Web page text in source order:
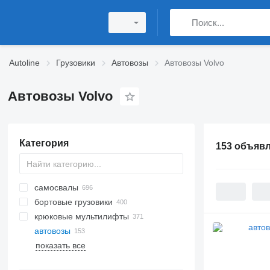
Autoline Грузовики Автовозы Автовозы Volvo
Автовозы Volvo
Категория
самосвалы
бортовые грузовики
крюковые мультилифты
автовозы
показать все
153